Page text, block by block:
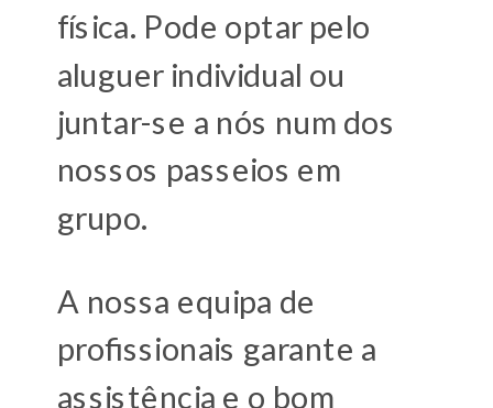
física. Pode optar pelo
aluguer individual ou
juntar-se a nós num dos
nossos passeios em
grupo.
A nossa equipa de
profissionais garante a
assistência e o bom